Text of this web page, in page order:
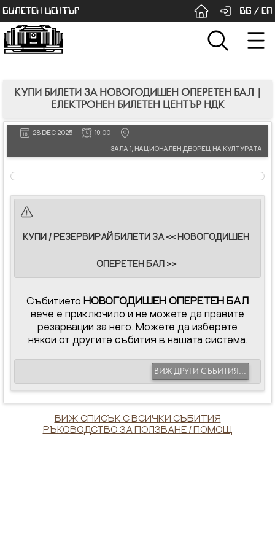
БИЛЕТЕН ЦЕНТЪР BG / EN
КУПИ БИЛЕТИ ЗА НОВОГОДИШЕН ОПЕРЕТЕН БАЛ |
ЕЛЕКТРОНЕН БИЛЕТЕН ЦЕНТЪР НДК
28 DEC 2025
19:00
ЗАЛА 1, НАЦИОНАЛЕН ДВОРЕЦ НА КУЛТУРАТА
КУПИ / РЕЗЕРВИРАЙ БИЛЕТИ ЗА << НОВОГОДИШЕН
ОПЕРЕТЕН БАЛ >>
Събитието НОВОГОДИШЕН ОПЕРЕТЕН БАЛ
вече е приключило и не можете да правите
резарвации за него. Можете да изберете
някои от другите събития в нашата система.
ВИЖ ДРУГИ СЪБИТИЯ...
ВИЖ СПИСЪК С ВСИЧКИ СЪБИТИЯ
РЪКОВОДСТВО ЗА ПОЛЗВАНЕ / ПОМОЩ